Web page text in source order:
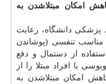
امكان مبتلاشدن به
دانشگاه، رعایت
تنفسی (پوشاندن
از دستمال و دفع
با افراد مبتلا را از
امكان مبتلاشدن به